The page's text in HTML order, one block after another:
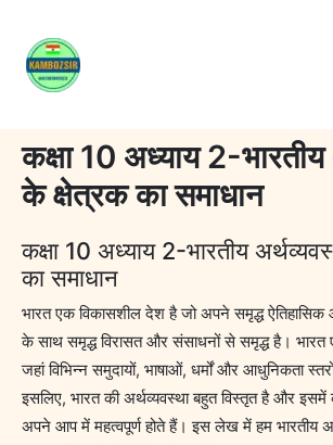
content
कक्षा 10 अध्याय 2-भारतीय
के क्षेत्रक का समाधान
कक्षा 10 अध्याय 2-भारतीय
का समाधान
भारत एक विकासशील देश है जो अपने समृद्ध ऐतिहासिक
के साथ समृद्ध विरासत और संसाधनों से समृद्ध है। भारत
जहां विभिन्न समुदायों, भाषाओं, धर्मों और आधुनिकता
इसलिए, भारत की अर्थव्यवस्था बहुत विस्तृत है और इसमें
अपने आप में महत्वपूर्ण होते हैं। इस लेख में हम भारतीय